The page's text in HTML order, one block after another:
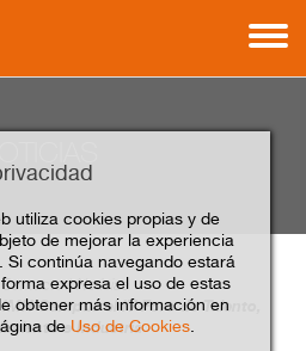
utiliza cookies propias y de
de mejorar la experiencia
Si continúa navegando estará
expresa el uso de estas
obtener más información en
de Uso de Cookies.
Contacto Noticias
Campus el IV Foro de Talento,
e Industria